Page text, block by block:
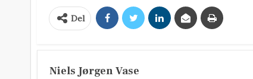
Del
Niels Jørgen Vase